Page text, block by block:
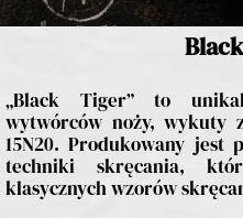
„Black Tiger” to
wytwórców noży, wykuty
15N20. Produkowany jest
techniki skręcania,
klasycznych wzorów